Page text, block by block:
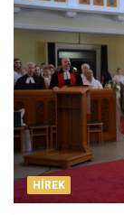
HÍREK